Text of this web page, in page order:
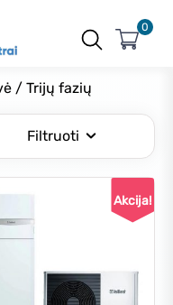
0
/ Trijų fazių
Filtruoti
Akcija!